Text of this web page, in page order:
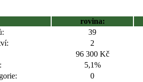
rovina:
39
2
96 300 Kč
5,1%
0